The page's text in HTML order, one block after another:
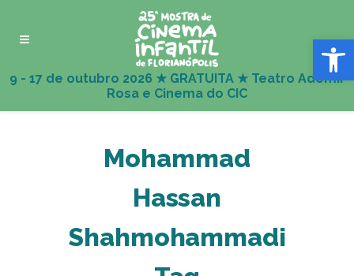
Abrir
Mohammad
Hassan
Shahmohammadi